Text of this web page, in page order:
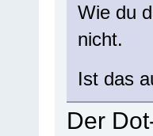
Wie du
nicht.
Ist das
Der